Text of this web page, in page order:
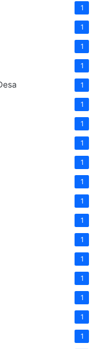
1
1
1
1
1
1
1
1
1
1
1
1
1
1
1
1
1
1